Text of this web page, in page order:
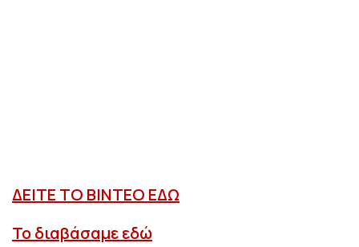
ΔΕΙΤΕ ΤΟ ΒΙΝΤΕΟ ΕΔΩ
Το διαβάσαμε εδώ